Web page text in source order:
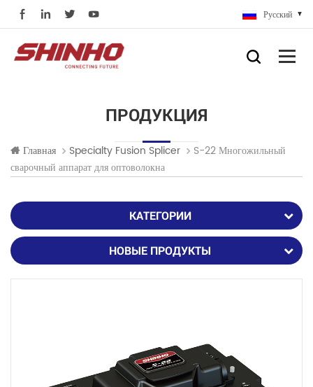
Русский
ПРОДУКЦИЯ
Главная Specialty Fusion Splicer
S-22 Многожильный
сварочный аппарат для оптоволокна
КАТЕГОРИИ
НОВЫЕ ПРОДУКТЫ